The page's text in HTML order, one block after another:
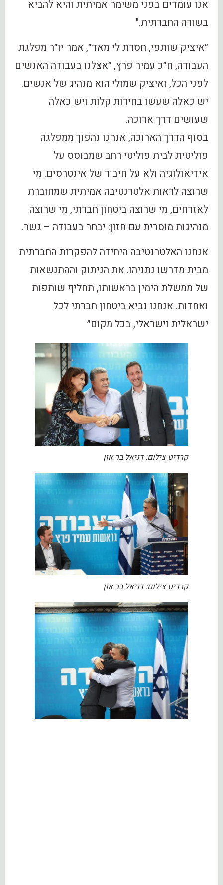
אנו עומדים בפני משימה אמיתית והיא להביא
בשורה החברתית."
״איציק שותפי, חסרת לי מאד״, אמר יו״ר מפלגת
העבודה, ח״כ עמיר פרץ, ״אצלנו בעבודה האנשים
לפני הכל, ואיציק שמולי הוא מנהיג של אנשים.
יש כאלה שעשו בחירות קלות ויש כאלה
שעושים דרך ארוכה.
בסוף הדרך הארוכה, אנחנו נהפוך ממפלגה
פוליטית לבית פוליטי רחב שמבוסס על
אידיאולוגיה ולא על חיבור של אינטרסים. מי
שרוצה לראות אלטרנטיבה אמיתית שמחוברת
לאזרחים, מי שרוצה ביטחון חברתי, מי שרוצה
מנהיגות מוסרית עם חזון: יבחר בעבודה – גשר.
אנחנו האלטרנטיבה היחידה להפקרות החברתית
מבית מדרשו נתניהו. את הניתוק וההתנשאות
של ממשלת הימין בראשותו, תחליף שותפות
ואחדות. אנחנו נביא ביטחון חברתי לכל
ישראלית וישראלי, בכל מקום״
קרדיט צילום: דניאל בר און
קרדיט צילום: דניאל בר און